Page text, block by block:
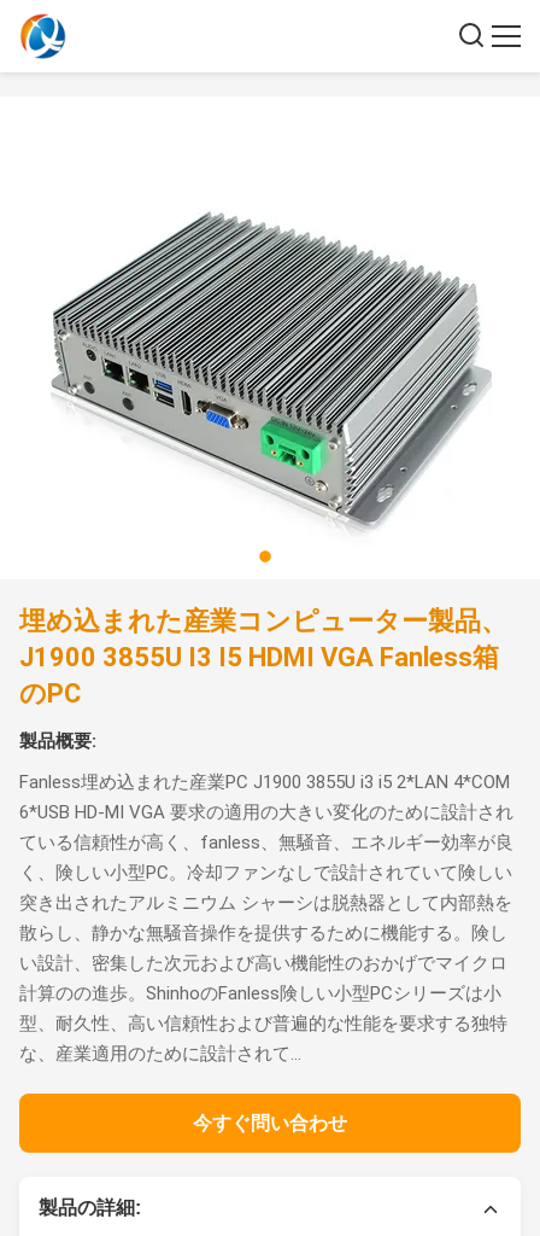
埋め込まれた産業コンピューター製品、
J1900 3855U I3 I5 HDMI VGA Fanless箱
のPC
製品概要:
Fanless埋め込まれた産業PC J1900 3855U i3 i5 2*LAN 4*COM
6*USB HD-MI VGA 要求の適用の大きい変化のために設計され
ている信頼性が高く、fanless、無騒音、エネルギー効率が良
く、険しい小型PC。冷却ファンなしで設計されていて険しい
突き出されたアルミニウム シャーシは脱熱器として内部熱を
散らし、静かな無騒音操作を提供するために機能する。険し
い設計、密集した次元および高い機能性のおかげでマイクロ
計算のの進歩。ShinhoのFanless険しい小型PCシリーズは小
型、耐久性、高い信頼性および普遍的な性能を要求する独特
な、産業適用のために設計されて...
今すぐ問い合わせ
製品の詳細: